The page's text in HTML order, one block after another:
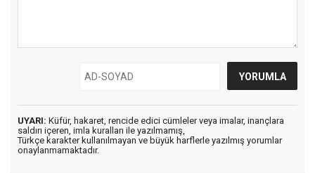
UYARI: Küfür, hakaret, rencide edici cümleler veya imalar, inançlara
saldırı içeren, imla kuralları ile yazılmamış,
Türkçe karakter kullanılmayan ve büyük harflerle yazılmış yorumlar
onaylanmamaktadır.